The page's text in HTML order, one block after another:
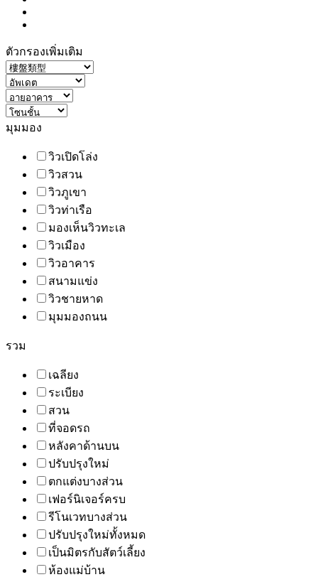
ตัวกรองเพิ่มเติม
มุมมอง
วิวเปิดโล่ง
วิวสวน
วิวภูเขา
วิวท่าเรือ
มองเห็นวิวทะเล
วิวเมือง
วิวอาคาร
สนามแข่ง
วิวชายหาด
มุมมองถนน
รวม
เฉลียง
ระเบียง
สวน
ที่จอดรถ
หลังคาด้านบน
ปรับปรุงใหม่
ตกแต่งบางส่วน
เฟอร์นิเจอร์ครบ
รีโนเวทบางส่วน
ปรับปรุงใหม่ทั้งหมด
เป็นมิตรกับสัตว์เลี้ยง
ห้องแม่บ้าน